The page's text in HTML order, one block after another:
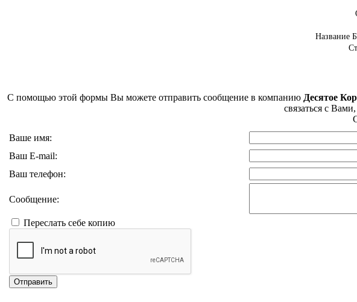
Название
С помощью этой формы Вы можете отправить сообщение в компанию Десятое
связаться с
Ваше имя:
Ваш E-mail:
Ваш телефон:
Сообщение:
Переслать себе копию
Отправить